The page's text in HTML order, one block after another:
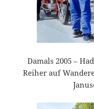
Damals 2005 –
Reiher auf